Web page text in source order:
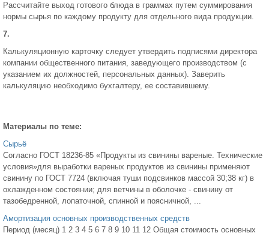
Рассчитайте выход готового блюда в граммах путем суммирования
нормы сырья по каждому продукту для отдельного вида продукции.
7.
Калькуляционную карточку следует утвердить подписями директора
компании общественного питания, заведующего производством (с
указанием их должностей, персональных данных). Заверить
калькуляцию необходимо бухгалтеру, ее составившему.
Материалы по теме:
Сырьё
Согласно ГОСТ 18236-85 «Продукты из свинины вареные. Технические
условия»для выработки вареных продуктов из свинины применяют
свинину по ГОСТ 7724 (включая туши подсвинков массой 30;38 кг) в
охлажденном состоянии; для ветчины в оболочке - свинину от
тазобедренной, лопаточной, спинной и поясничной, ...
Амортизация основных производственных средств
Период (месяц) 1 2 3 4 5 6 7 8 9 10 11 12 Общая стоимость основных